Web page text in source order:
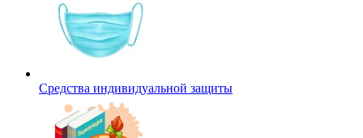
Средства индивидуальной защиты